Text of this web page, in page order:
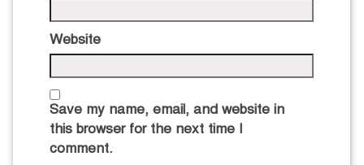
Website
Save my name, email, and website in
this browser for the next time I
comment.